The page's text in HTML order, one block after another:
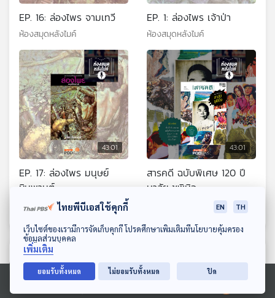
ดาวน์โหลด Thai PBS Podcast Application
Ⓒ 2020 องค์การกระจายเสียงและแพร่ภาพสาธารณะแห่งประเทศไทย
EP. 16: ล่องไพร จามเทวี
ห้องสมุดหลังไมค์
EP. 1: ล่องไพร เจ้าป่า
ห้องสมุดหลังไมค์
43:01
EP. 17: ล่องไพร มนุษย์
หิมพานต์
ห้องสมุดหลังไมค์
43:01
สารคดี ฉบับพิเศษ 120 ปี
มาลัย ชูพินิจ
ตอนที่เกี่ยวข้อง
ไทยพีบีเอสใช้คุกกี้ EN TH
เว็บไซต์ของเรามีการจัดเก็บคุกกี้ โปรดศึกษาเพิ่มเติมที่นโยบายคุ้มครอง
ข้อมูลส่วนบุคคล
เพิ่มเติม
ยอมรับทั้งหมด ไม่ยอมรับทั้งหมด ปิด